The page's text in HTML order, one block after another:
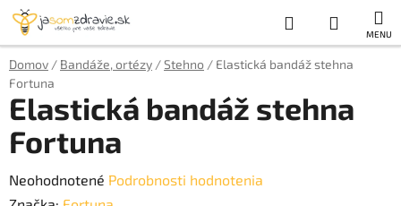
Prejsť
obsah
Hľadať
KOŠÍK
Domov / Bandáže, ortézy /Stehno / Elastická bandáž stehna
Fortuna
Elastická bandáž stehna
Fortuna
Priemerné
Neohodnotené Podrobnosti hodnotenia